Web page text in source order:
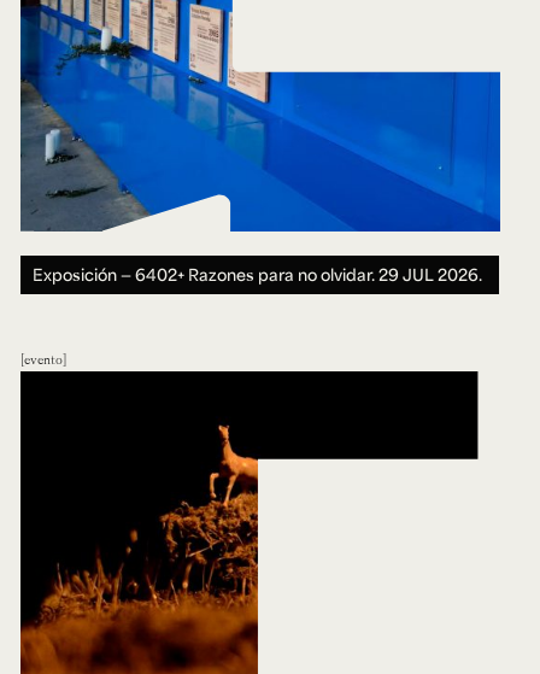
Exposición — 6402+ Razones para no olvidar.29 JUL 2026.
evento